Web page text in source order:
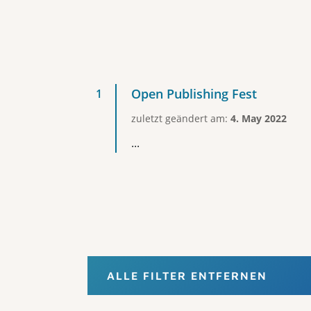
Open Publishing Fest
zuletzt geändert am: 4. May 2022
...
ALLE FILTER ENTFERNEN